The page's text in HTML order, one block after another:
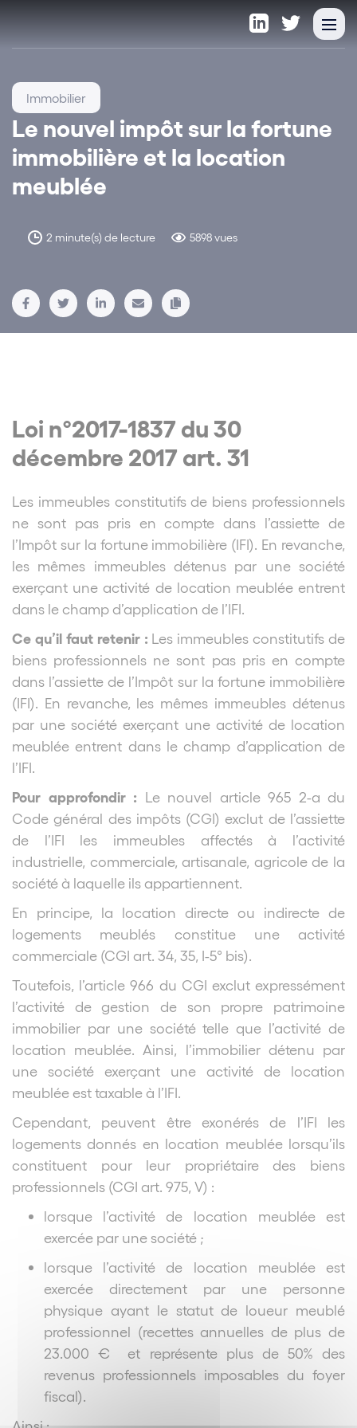
Le nouvel impôt sur la fortune
immobilière et la location
meublée
2 minute(s) de lecture 5898 vues
Immobilier
Loi n°2017-1837 du 30
décembre 2017 art. 31
Les immeubles constitutifs de biens professionnels
ne sont pas pris en compte dans l’assiette de
l’Impôt sur la fortune immobilière (IFI). En revanche,
les mêmes immeubles détenus par une société
exerçant une activité de location meublée entrent
dans le champ d’application de l’IFI.
Ce qu’il faut retenir : Les immeubles constitutifs de
biens professionnels ne sont pas pris en compte
dans l’assiette de l’Impôt sur la fortune immobilière
(IFI). En revanche, les mêmes immeubles détenus
par une société exerçant une activité de location
meublée entrent dans le champ d’application de
l’IFI.
Pour approfondir : Le nouvel article 965 2-a du
Code général des impôts (CGI) exclut de l’assiette
de l’IFI les immeubles affectés à l’activité
industrielle, commerciale, artisanale, agricole de la
société à laquelle ils appartiennent.
En principe, la location directe ou indirecte de
logements meublés constitue une activité
commerciale (CGI art. 34, 35, I-5° bis).
Toutefois, l’article 966 du CGI exclut expressément
l’activité de gestion de son propre patrimoine
immobilier par une société telle que l’activité de
location meublée. Ainsi, l’immobilier détenu par
une société exerçant une activité de location
meublée est taxable à l’IFI.
Cependant, peuvent être exonérés de l’IFI les
logements donnés en location meublée lorsqu’ils
constituent pour leur propriétaire des biens
professionnels (CGI art. 975, V) :
lorsque l’activité de location meublée est
exercée par une société ;
lorsque l’activité de location meublée est
exercée directement par une personne
physique ayant le statut de loueur meublé
professionnel (recettes annuelles de plus de
23.000 € et représente plus de 50% des
revenus professionnels imposables du foyer
fiscal).